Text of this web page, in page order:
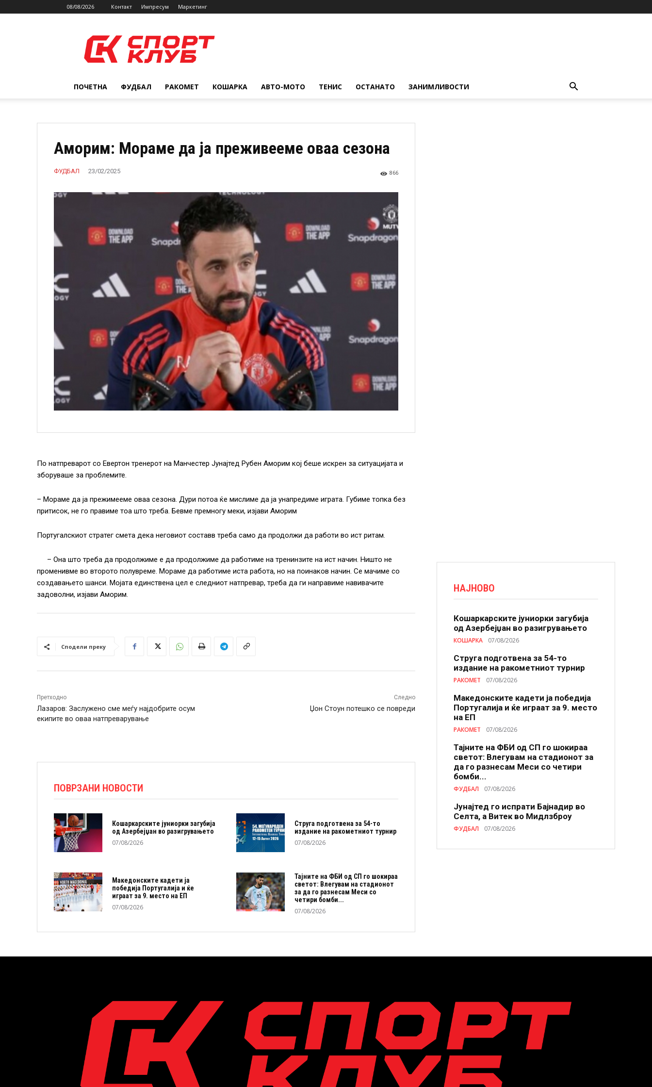
08/08/2026 Контакт Импресум Маркетинг
ПОЧЕТНА ФУДБАЛ РАКОМЕТ КОШАРКА АВТО-МОТО ТЕНИС ОСТАНАТО ЗАНИМЛИВОСТИ
Aморим: Мораме да ја преживееме оваа сезона
ФУДБАЛ 23/02/2025 866
По натпреварот со Евертон тренерот на Манчестер Јунајтед Рубен Аморим кој беше искрен за ситуацијата и
зборуваше за проблемите.
– Мораме да ја прежимееме оваа сезона. Дури потоа ќе мислиме да ја унапредиме играта. Губиме топка без
притисок, не го правиме тоа што треба. Бевме премногу меки, изјави Аморим
Португалскиот стратег смета дека неговиот составв треба само да продолжи да работи во ист ритам.
– Она што треба да продолжиме е да продолжиме да работиме на тренинзите на ист начин. Ништо не
променивме во второто полувреме. Мораме да работиме иста работа, но на поинаков начин. Се мачиме со
создавањето шанси. Мојата единствена цел е следниот натпревар, треба да ги направиме навивачите
задоволни, изјави Аморим.
Сподели преку
Претходно
Лазаров: Заслужено сме меѓу најдобрите осум
екипите во оваа натпреварување
Следно
Џон Стоун потешко се повреди
ПОВРЗАНИ НОВОСТИ
Кошаркарските јуниорки загубија
од Азербејџан во разигрувањето
07/08/2026
Струга подготвена за 54-то
издание на ракометниот турнир
07/08/2026
Македонските кадети ја
победија Португалија и ќе
играат за 9. место на ЕП
07/08/2026
Тајните на ФБИ од СП го шокираа
светот: Влегувам на стадионот
за да го разнесам Меси со
четири бомби...
07/08/2026
НАЈНОВО
Кошаркарските јуниорки загубија
од Азербејџан во разигрувањето
КОШАРКА 07/08/2026
Струга подготвена за 54-то
издание на ракометниот турнир
РАКОМЕТ 07/08/2026
Македонските кадети ја победија
Португалија и ќе играат за 9. место
на ЕП
РАКОМЕТ 07/08/2026
Тајните на ФБИ од СП го шокираа
светот: Влегувам на стадионот за
да го разнесам Меси со четири
бомби...
ФУДБАЛ 07/08/2026
Јунајтед го испрати Бајнадир во
Селта, а Витек во Мидлзброу
ФУДБАЛ 07/08/2026